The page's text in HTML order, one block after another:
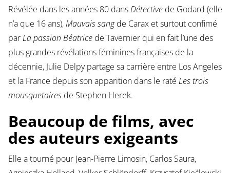
Révélée dans les années 80 dansDétectivede Godard (elle
n’a que 16 ans),Mauvais sangde Carax et surtout confimé
parLa passion Béatricede Tavernier qui en fait l’une des
plus grandes révélations féminines françaises de la
décennie, Julie Delpy partage sa carrière entre Los Angeles
et la France depuis son apparition dans le raté Les trois
mousquetairesde Stephen Herek.
Beaucoup de films, avec
des auteurs exigeants
Elle a tourné pour Jean-Pierre Limosin, Carlos Saura,